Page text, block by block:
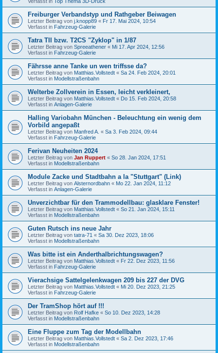
Freiburger Verbandstyp und Rathgeber Beiwagen
Letzter Beitrag von j.knopp89 « Fr 17. Mai 2024, 10:54
Verfasst in Fahrzeug-Galerie
Tatra TII bzw. T2CS "Zyklop" in 1/87
Letzter Beitrag von Spreeathener « Mi 17. Apr 2024, 12:56
Verfasst in Fahrzeug-Galerie
Fährsse anne Tanke un wen triffsse da?
Letzter Beitrag von Matthias.Vollstedt « Sa 24. Feb 2024, 20:01
Verfasst in Modellstraßenbahn
Welterbe Zollverein in Essen, leicht verkleinert,
Letzter Beitrag von Matthias.Vollstedt « Do 15. Feb 2024, 20:58
Verfasst in Anlagen-Galerie
Halling Variobahn München - Beleuchtung ein wenig dem
Vorbild angepaßt
Letzter Beitrag von Manfred A. « Sa 3. Feb 2024, 09:44
Verfasst in Fahrzeug-Galerie
Ferivan Neuheiten 2024
Letzter Beitrag von Jan Ruppert « So 28. Jan 2024, 17:51
Verfasst in Modellstraßenbahn
Module Zacke und Stadtbahn a la "Stuttgart" (Link)
Letzter Beitrag von Alsternordbahn « Mo 22. Jan 2024, 11:12
Verfasst in Anlagen-Galerie
Unverzichtbar für den Trammodellbau: glasklare Fenster!
Letzter Beitrag von Matthias.Vollstedt « So 21. Jan 2024, 15:11
Verfasst in Modellstraßenbahn
Guten Rutsch ins neue Jahr
Letzter Beitrag von tatra-71 « Sa 30. Dez 2023, 18:06
Verfasst in Modellstraßenbahn
Was bitte ist ein Anderthalbrichtungswagen?
Letzter Beitrag von Matthias.Vollstedt « Fr 22. Dez 2023, 11:56
Verfasst in Fahrzeug-Galerie
Vierachsige Sattelgelenkwagen 209 bis 227 der DVG
Letzter Beitrag von Matthias.Vollstedt « Mi 20. Dez 2023, 21:25
Verfasst in Fahrzeug-Galerie
Der TramShop hört auf !!!
Letzter Beitrag von Rolf Hafke « So 10. Dez 2023, 14:28
Verfasst in Modellstraßenbahn
Eine Fluppe zum Tag der Modellbahn
Letzter Beitrag von Matthias.Vollstedt « Sa 2. Dez 2023, 17:46
Verfasst in Modellstraßenbahn